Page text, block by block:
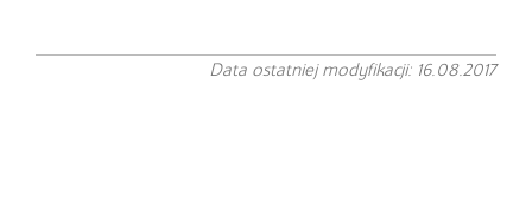
Data ostatniej modyfikacji: 16.08.2017